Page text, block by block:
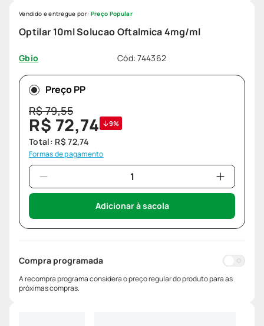
Optilar 10ml Solucao Oftalmica 4mg/ml
Gbio Cód:744362
Vendido e entregue por: Preço Popular
Preço PP
R$79,55
R$ 72,74 9%
Total: R$ 72,74
Formas de pagamento
Adicionar à sacola
Compra programada
A recompra programa considera o preço regular do produto para as
próximas compras.